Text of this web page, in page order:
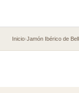
Inicio›Jamón Ibérico de